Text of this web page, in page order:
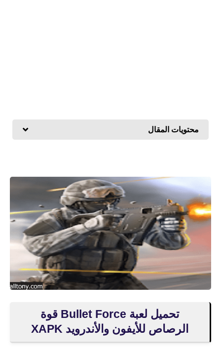
محتويات المقال
تحميل لعبة Bullet Force قوة
الرصاص للأيفون والأندرويد XAPK